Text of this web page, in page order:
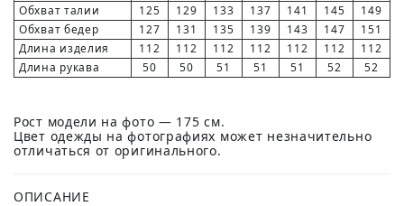
Обхват талии
125 129 133 137 141 145
149
Обхват бедер
127 131 135 139 143 147
151
Длина изделия
112 112 112 112 112 112
112
Длина рукава
50 50 51 51 51 52 52
Рост модели на фото — 175 см.
Цвет одежды на фотографиях может незначительно
отличаться от оригинального.
ОПИСАНИЕ